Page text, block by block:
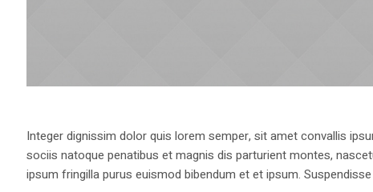
Integer dignissim dolor quis lorem semper, sit amet convallis
sociis natoque penatibus et magnis dis parturient montes,
ipsum fringilla purus euismod bibendum et et ipsum.